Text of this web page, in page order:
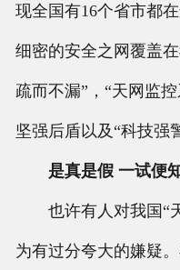
现全国有16个省市都
细密的安全之网覆盖
疏而不漏”，“天网监
坚强后盾以及“科技强
是真是假 一试便
也许有人对我国“天
为有过分夸大的嫌疑